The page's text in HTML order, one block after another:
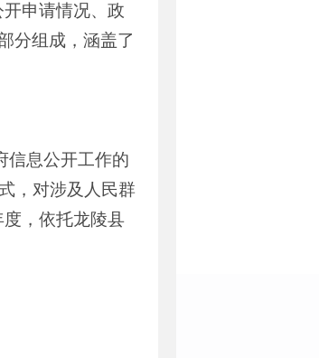
申请情况、政
分组成，涵盖了
信息公开工作的
，对涉及人民群
，依托龙陵县